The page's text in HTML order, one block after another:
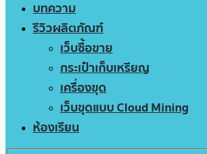
บทความ
รีวิวผลิตภัณฑ์
เว็บซื้อขาย
กระเป๋าเก็บเหรียญ
เครื่องขุด
เว็บขุดแบบ Cloud Mining
ห้องเรียน